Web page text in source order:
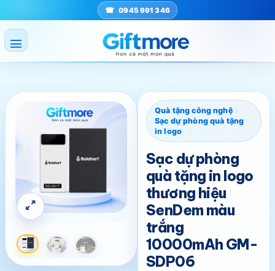
qua
nội
dung
0945 991 346
Quà tặng công nghệ
Sạc dự phòng quà tặng
in logo
Sạc dự phòng
quà tặng in logo
thương hiệu
SenDem màu
trắng
10000mAh GM-
SDP06